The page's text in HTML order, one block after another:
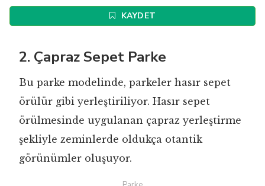
KAYDET
2. Çapraz Sepet Parke
Bu parke modelinde, parkeler hasır sepet
örülür gibi yerleştiriliyor. Hasır sepet
örülmesinde uygulanan çapraz yerleştirme
şekliyle zeminlerde oldukça otantik
görünümler oluşuyor.